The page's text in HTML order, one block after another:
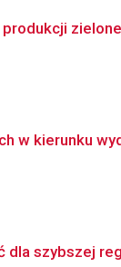
w kierunku
dla szybszej